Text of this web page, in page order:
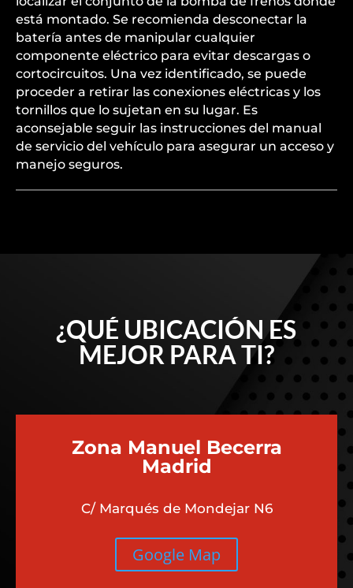
está montado. Se recomienda desconectar la
batería antes de manipular cualquier
componente eléctrico para evitar descargas o
cortocircuitos. Una vez identificado, se puede
proceder a retirar las conexiones eléctricas y los
tornillos que lo sujetan en su lugar. Es
aconsejable seguir las instrucciones del manual
de servicio del vehículo para asegurar un acceso y
manejo seguros.
¿QUÉ UBICACIÓN ES
MEJOR PARA TI?
Zona Manuel Becerra
Madrid
C/ Marqués de Mondejar N6
Google Map